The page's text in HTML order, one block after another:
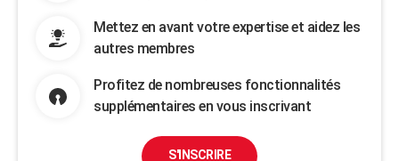
Mettez en avant votre expertise et aidez les
autres membres
Profitez de nombreuses fonctionnalités
supplémentaires en vous inscrivant
S'INSCRIRE